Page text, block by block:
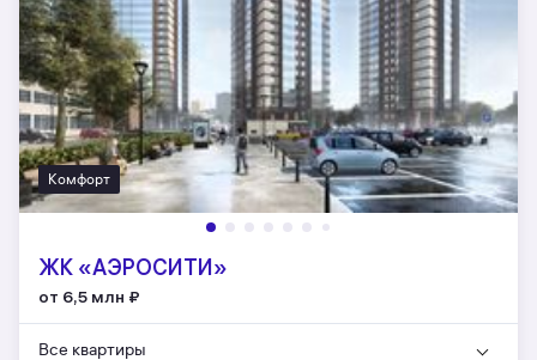
Комфорт
ЖК «АЭРОCИТИ»
от 6,5 млн ₽
Все квартиры